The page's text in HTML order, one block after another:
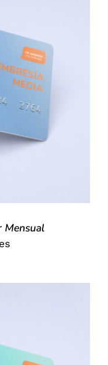
Mensual